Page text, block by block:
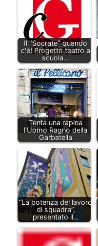
Il "Socrate" quando
c'è! Progetto teatro a
scuola…
Tenta una rapina
l’Uomo Ragno della
Garbatella
“La potenza del lavoro
di squadra”,
presentato il…